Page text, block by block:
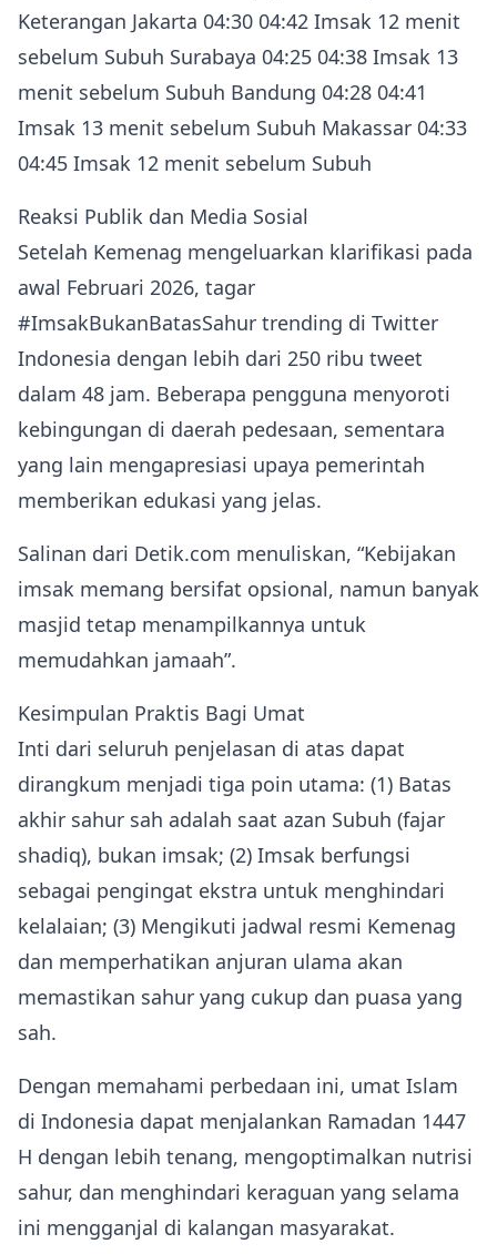
Keterangan Jakarta 04:30 04:42 Imsak 12 menit
sebelum Subuh Surabaya 04:25 04:38 Imsak 13
menit sebelum Subuh Bandung 04:28 04:41
Imsak 13 menit sebelum Subuh Makassar 04:33
04:45 Imsak 12 menit sebelum Subuh
Reaksi Publik dan Media Sosial
Setelah Kemenag mengeluarkan klarifikasi pada
awal Februari 2026, tagar
#ImsakBukanBatasSahur trending di Twitter
Indonesia dengan lebih dari 250 ribu tweet
dalam 48 jam. Beberapa pengguna menyoroti
kebingungan di daerah pedesaan, sementara
yang lain mengapresiasi upaya pemerintah
memberikan edukasi yang jelas.
Salinan dari Detik.com menuliskan, “Kebijakan
imsak memang bersifat opsional, namun banyak
masjid tetap menampilkannya untuk
memudahkan jamaah”.
Kesimpulan Praktis Bagi Umat
Inti dari seluruh penjelasan di atas dapat
dirangkum menjadi tiga poin utama: (1) Batas
akhir sahur sah adalah saat azan Subuh (fajar
shadiq), bukan imsak; (2) Imsak berfungsi
sebagai pengingat ekstra untuk menghindari
kelalaian; (3) Mengikuti jadwal resmi Kemenag
dan memperhatikan anjuran ulama akan
memastikan sahur yang cukup dan puasa yang
sah.
Dengan memahami perbedaan ini, umat Islam
di Indonesia dapat menjalankan Ramadan 1447
H dengan lebih tenang, mengoptimalkan nutrisi
sahur, dan menghindari keraguan yang selama
ini mengganjal di kalangan masyarakat.